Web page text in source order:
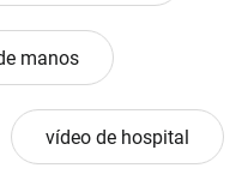
manos
vídeo de hospital